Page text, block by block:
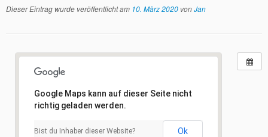
Dieser Eintrag wurde veröffentlicht am 10. März 2020 vonJan
Google Maps kann auf dieser Seite nicht
richtig geladen werden.
Bist du Inhaber dieser Website? Ok